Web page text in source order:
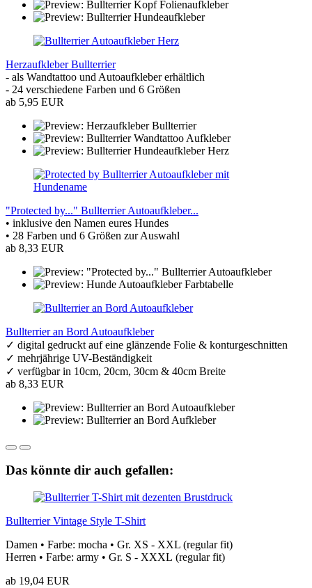
Herzaufkleber Bullterrier
- als Wandtattoo und Autoaufkleber erhältlich
- 24 verschiedene Farben und 6 Größen
ab 5,95 EUR
"Protected by..." Bullterrier Autoaufkleber...
• inklusive den Namen eures Hundes
• 28 Farben und 6 Größen zur Auswahl
ab 8,33 EUR
Bullterrier an Bord Autoaufkleber
✓ digital gedruckt auf eine glänzende Folie & konturgeschnitten
✓ mehrjährige UV-Beständigkeit
✓ verfügbar in 10cm, 20cm, 30cm & 40cm Breite
ab 8,33 EUR
Das könnte dir auch gefallen:
Bullterrier Vintage Style T-Shirt
Damen • Farbe: mocha • Gr. XS - XXL (regular fit)
Herren • Farbe: army • Gr. S - XXXL (regular fit)
ab 19,04 EUR